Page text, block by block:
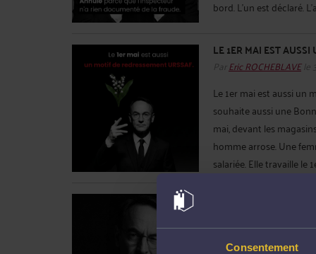
Consentement
bord. L'un est déclaré.
LE 1ER MAI EST
Par Eric ROCHEBLAVEle
Le 1er mai est aussi un
souhaite aussi une
mai, devant les
homme arrose. Une
salariée. Elle travaille le
ParEric ROCHEBLAVEle